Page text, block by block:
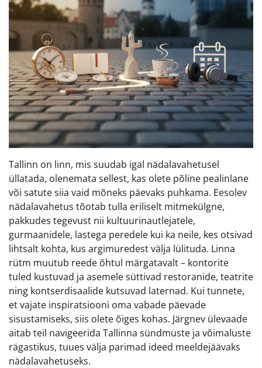
Tallinn on linn, mis suudab igal nädalavahetusel
üllatada, olenemata sellest, kas olete põline pealinlane
või satute siia vaid mõneks päevaks puhkama. Eesolev
nädalavahetus tõotab tulla eriliselt mitmekülgne,
pakkudes tegevust nii kultuurinautlejatele,
gurmaanidele, lastega peredele kui ka neile, kes otsivad
lihtsalt kohta, kus argimuredest välja lülituda. Linna
rütm muutub reede õhtul märgatavalt – kontorite
tuled kustuvad ja asemele süttivad restoranide, teatrite
ning kontserdisaalide kutsuvad laternad. Kui tunnete,
et vajate inspiratsiooni oma vabade päevade
sisustamiseks, siis olete õiges kohas. Järgnev ülevaade
aitab teil navigeerida Tallinna sündmuste ja võimaluste
rägastikus, tuues välja parimad ideed meeldejäävaks
nädalavahetuseks.